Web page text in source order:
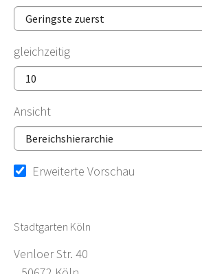
gleichzeitig
Ansicht
Erweiterte Vorschau
Stadtgarten Köln
Venloer Str. 40